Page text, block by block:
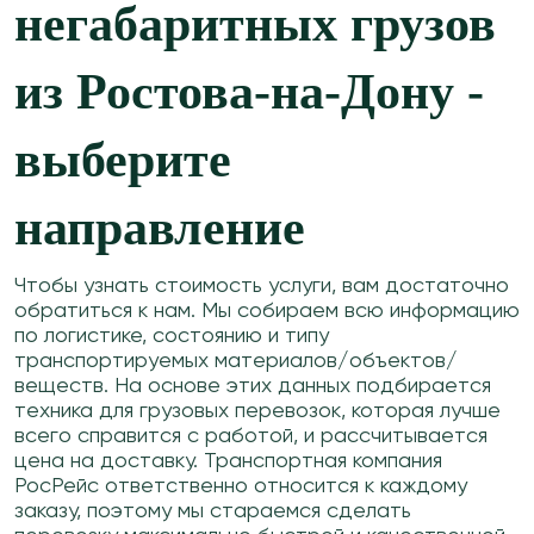
негабаритных грузов
из Ростова-на-Дону -
выберите
направление
Чтобы узнать стоимость услуги, вам достаточно
обратиться к нам. Мы собираем всю информацию
по логистике, состоянию и типу
транспортируемых материалов/объектов/
веществ. На основе этих данных подбирается
техника для грузовых перевозок, которая лучше
всего справится с работой, и рассчитывается
цена на доставку. Транспортная компания
РосРейс ответственно относится к каждому
заказу, поэтому мы стараемся сделать